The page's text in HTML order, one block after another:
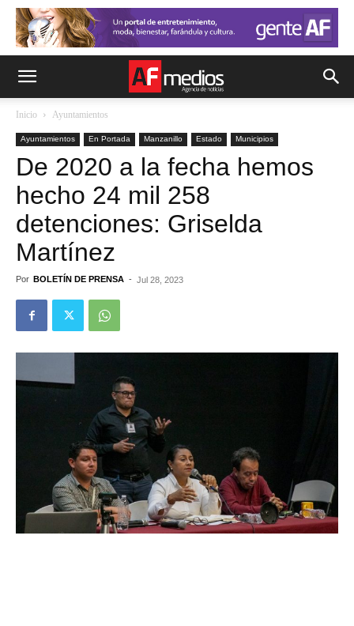
Inicio Ayuntamientos
Ayuntamientos En Portada Manzanillo Estado Municipios
De 2020 a la fecha hemos
hecho 24 mil 258
detenciones: Griselda
Martínez
Por BOLETÍN DE PRENSA - Jul 28, 2023